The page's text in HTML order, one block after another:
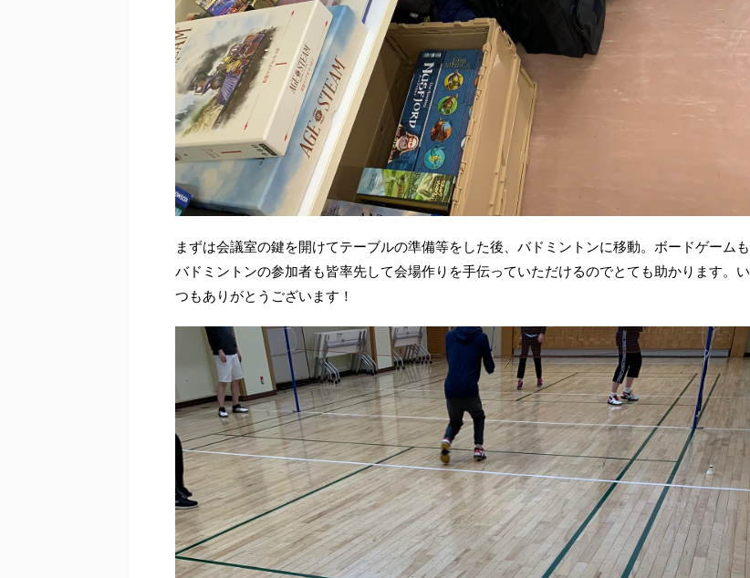
まずは会議室の鍵を開けてテーブルの準備等をした後、バドミントンに移動。ボードゲームも
バドミントンの参加者も皆率先して会場作りを手伝っていただけるのでとても助かります。い
つもありがとうございます！